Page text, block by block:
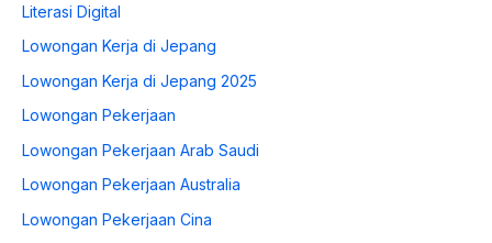
Literasi Digital
Lowongan Kerja di Jepang
Lowongan Kerja di Jepang 2025
Lowongan Pekerjaan
Lowongan Pekerjaan Arab Saudi
Lowongan Pekerjaan Australia
Lowongan Pekerjaan Cina